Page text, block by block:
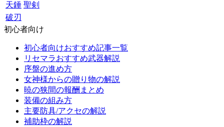
天錘 聖剣
破刃
初心者向け
初心者向けおすすめ記事一覧
リセマラおすすめ武器解説
序盤の進め方
女神様からの贈り物の解説
暁の狭間の報酬まとめ
装備の組み方
主要防具/アクセの解説
補助枠の解説